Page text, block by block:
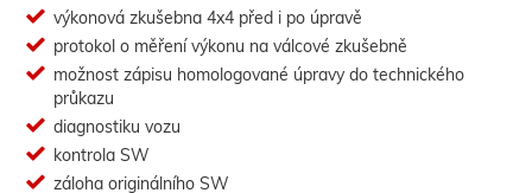
výkonová zkušebna 4x4 před i po úpravě
protokol o měření výkonu na válcové zkušebně
možnost zápisu homologované úpravy do technického
průkazu
diagnostiku vozu
kontrola SW
záloha originálního SW